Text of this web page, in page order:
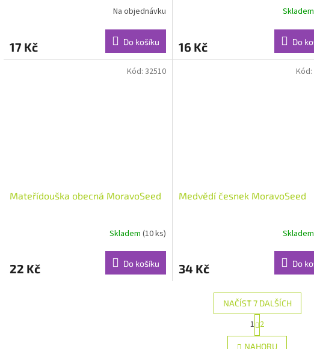
Na objednávku
17 Kč Do košíku
Skladem
16 Kč Do
Mateřídouška obecná MoravoSeed
Skladem (10 ks)
22 Kč Do košíku
Kód: 32510
Medvědí česnek MoravoSeed
Skladem
34 Kč Do
Kód:
O
v
NAČÍST 7 DALŠÍCH
S
t
r
1 2
NAHORU